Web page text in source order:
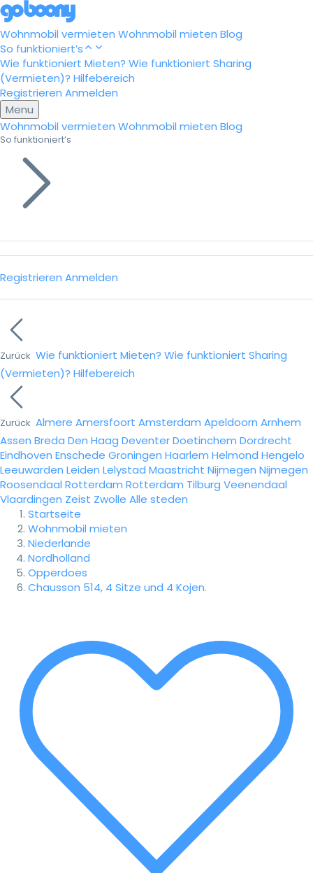
Wohnmobil vermieten Wohnmobil mieten Blog
So funktioniert’s
Wie funktioniert Mieten? Wie funktioniert Sharing
(Vermieten)? Hilfebereich
Registrieren Anmelden
Menu
Wohnmobil vermieten Wohnmobil mieten Blog
So funktioniert’s
Registrieren Anmelden
Zurück Wie funktioniert Mieten? Wie funktioniert Sharing
(Vermieten)? Hilfebereich
Zurück Almere Amersfoort Amsterdam Apeldoorn Arnhem
Assen Breda Den Haag DeventerDoetinchem Dordrecht
Eindhoven Enschede Groningen Haarlem Helmond Hengelo
Leeuwarden Leiden Lelystad Maastricht Nijmegen Nijmegen
Roosendaal Rotterdam Rotterdam Tilburg Veenendaal
Vlaardingen Zeist Zwolle Alle steden
Startseite
Wohnmobil mieten
Niederlande
Nordholland
Opperdoes
Chausson 514, 4 Sitze und 4 Kojen.